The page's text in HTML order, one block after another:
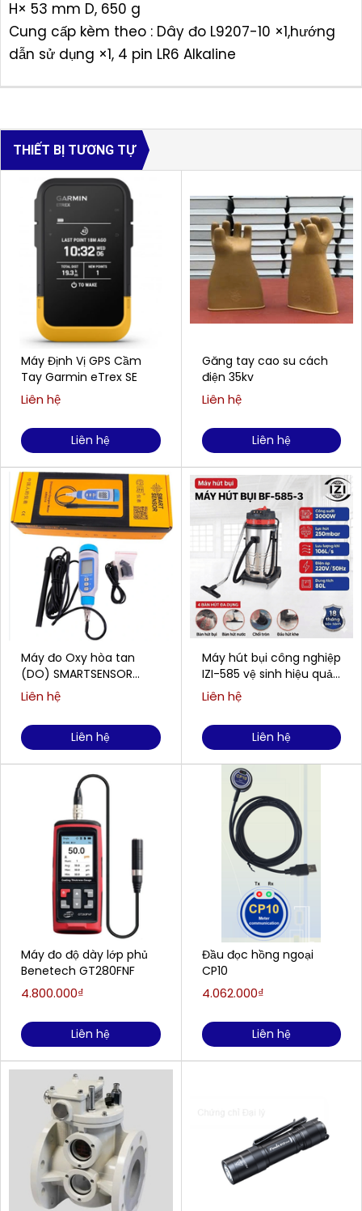
H× 53 mm D, 650 g
Cung cấp kèm theo : Dây đo L9207-10 ×1,hướng
dẫn sử dụng ×1, 4 pin LR6 Alkaline
THIẾT BỊ TƯƠNG TỰ
Máy Định Vị GPS Cầm
Tay Garmin eTrex SE
Liên hệ
Liên hệ
Máy đo Oxy hòa tan
(DO) SMARTSENSOR
AR8210 (0,00 ~ 20,00
Liên hệ
Liên hệ
Máy đo độ dày lớp phủ
Benetech GT280FNF
4.800.000₫
Liên hệ
Găng tay cao su cách
điện 35kv
Liên hệ
Liên hệ
Máy hút bụi công nghiệp
IZI-585 vệ sinh hiệu quả
cho doanh nghiệp
Liên hệ
Liên hệ
Đầu đọc hồng ngoại
CP10
4.062.000₫
Liên hệ